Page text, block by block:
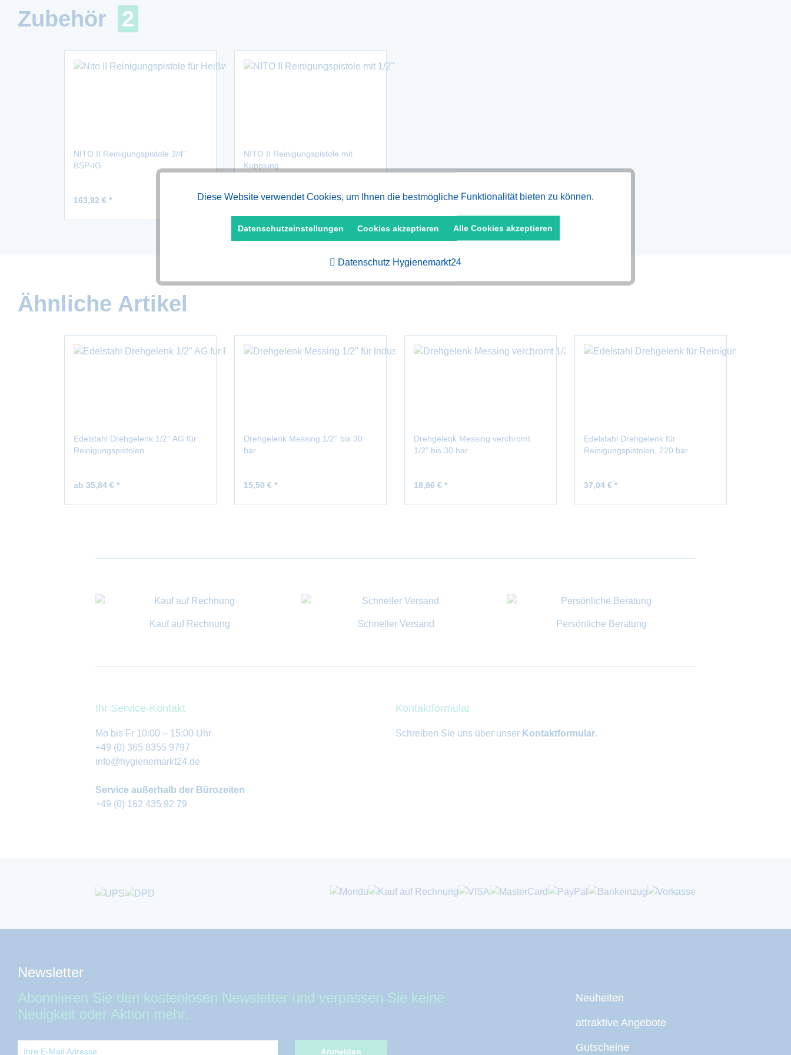
Zubehör 2
NITO II Reinigungspistole 3/4''
BSP-IG
163,92 € *
NITO II Reinigungspistole mit
Kupplung
196,69 € *
Ähnliche Artikel
Edelstahl Drehgelenk 1/2'' AG für
Reinigungspistolen
ab 35,84 € *
Drehgelenk Messing 1/2'' bis 30
bar
15,50 € *
Drehgelenk Messing verchromt
1/2" bis 30 bar
18,86 € *
Edelstahl Drehgelenk für
Reinigungspistolen, 220 bar
37,04 € *
Kauf auf Rechnung Schneller Versand Persönliche Beratung
Ihr Service-Kontakt
Mo bis Fr 10:00 – 15:00 Uhr
+49 (0) 365 8355 9797
info@hygienemarkt24.de
Service außerhalb der Bürozeiten
+49 (0) 162 435 92 79
Kontaktformular
Schreiben Sie uns über unser Kontaktformular.
Newsletter
Abonnieren Sie den kostenlosen Newsletter und verpassen Sie keine
Neuigkeit oder Aktion mehr.
Anmelden
Neuheiten
attraktive Angebote
Gutscheine
Funktionale Aktiv
Aktiv
Diese Website verwendet Cookies, um Ihnen die bestmögliche Funktionalität bieten zu können.
Datenschutzeinstellungen Cookies akzeptieren Alle Cookies akzeptieren
Datenschutz Hygienemarkt24